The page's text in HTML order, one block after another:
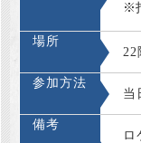
※
場所
22
参加方法
当
備考
ロ